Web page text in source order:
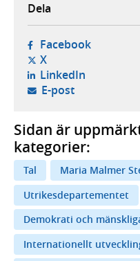
Dela
Facebook- öppnas
X- öppnas i ny flik,
LinkedIn- öppnas i
E-post- öppnar din
Sidan är
kategorier:
Tal
Maria Malmer
Utrikesdepartementet
Demokrati och
Internationellt